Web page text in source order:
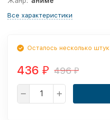
Все характеристики
Осталось несколько штук
436 ₽ 496₽